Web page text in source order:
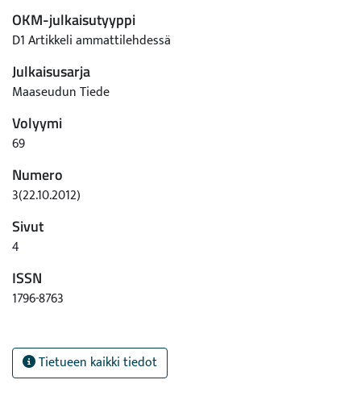
OKM-julkaisutyyppi
D1 Artikkeli ammattilehdessä
Julkaisusarja
Maaseudun Tiede
Volyymi
69
Numero
3(22.10.2012)
Sivut
4
ISSN
1796-8763
Tietueen kaikki tiedot